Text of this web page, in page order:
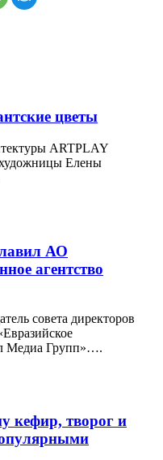
цветы
ARTPLAY
Елены
АО
агентство
совета директоров
Медиа Групп»….
кефир, творог и